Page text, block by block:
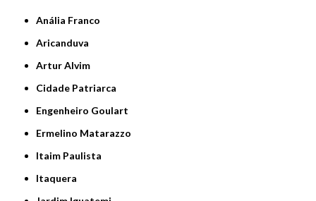
Anália Franco
Aricanduva
Artur Alvim
Cidade Patriarca
Engenheiro Goulart
Ermelino Matarazzo
Itaim Paulista
Itaquera